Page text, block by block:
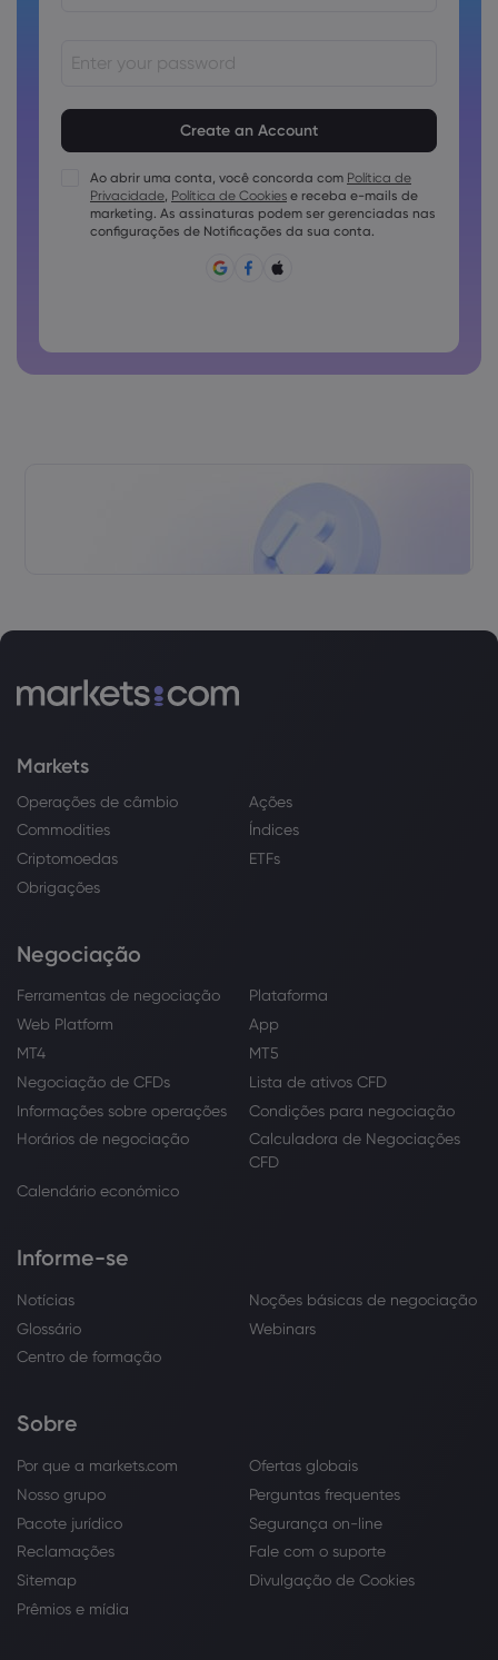
As senhas devem conter pelo menos 1 letra maiúscula
As senhas devem conter pelo menos 1 letra minúscula
A senha deve conter ~!@#£%^e)_-+=:;&lt;&gt;{,[]?,.
Ao abrir uma conta, você concorda com Política de
Privacidade, Política de Cookies e receba e-mails de
marketing. As assinaturas podem ser gerenciadas nas
configurações de Notificações da sua conta.
Markets
Operações de câmbio
Ações
Commodities
Índices
Criptomoedas
ETFs
Obrigações
Negociação
Ferramentas de negociação
Plataforma
Web Platform
App
MT4
MT5
Negociação de CFDs
Lista de ativos CFD
Informações sobre operações
Condições para negociação
Horários de negociação
Calculadora de Negociações
CFD
Calendário económico
Informe-se
Notícias
Noções básicas de negociação
Glossário
Webinars
Centro de formação
Sobre
Por que a markets.com
Ofertas globais
Nosso grupo
Perguntas frequentes
Pacote jurídico
Segurança on-line
Reclamações
Fale com o suporte
Sitemap
Divulgação de Cookies
Prêmios e mídia